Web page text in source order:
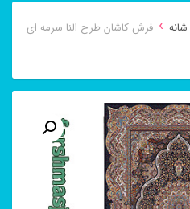
› فرش کاشان طرح النا سرمه ای